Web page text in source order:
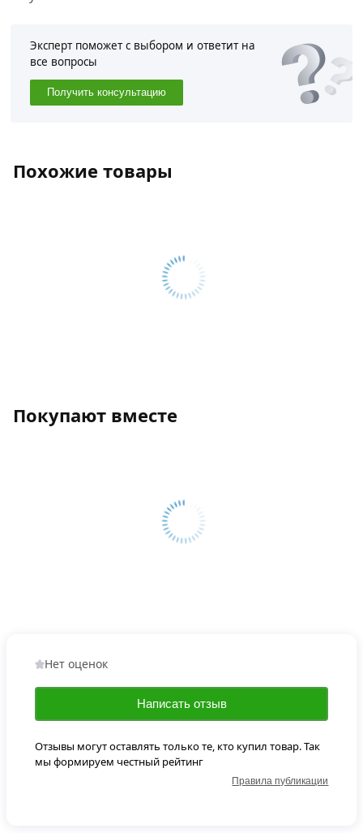
Эксперт поможет с выбором и ответит на
все вопросы
Получить консультацию
Похожие товары
Покупают вместе
Нет оценок
Написать отзыв
Отзывы могут оставлять только те, кто купил товар. Так
мы формируем честный рейтинг
Правила публикации